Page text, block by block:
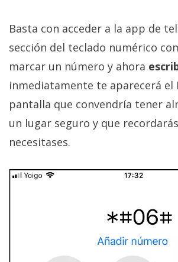
Basta con acceder a la app de
sección del teclado numérico
marcar un número y ahora
inmediatamente te aparecerá el
pantalla que convendría tener
un lugar seguro y que
necesitases.